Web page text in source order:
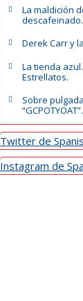
La maldición
Derek Carr y
La tienda
Estrellatos.
Sobre
Twitter de
Instagram de